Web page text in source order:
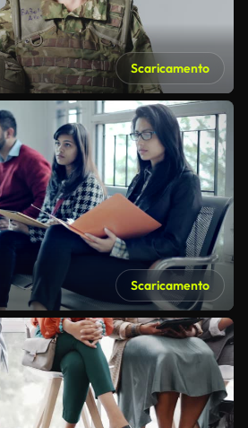
Scaricamento
Scaricamento